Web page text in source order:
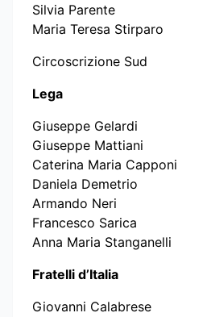
Silvia Parente
Maria Teresa Stirparo
Circoscrizione Sud
Lega
Giuseppe Gelardi
Giuseppe Mattiani
Caterina Maria Capponi
Daniela Demetrio
Armando Neri
Francesco Sarica
Anna Maria Stanganelli
Fratelli d’Italia
Giovanni Calabrese